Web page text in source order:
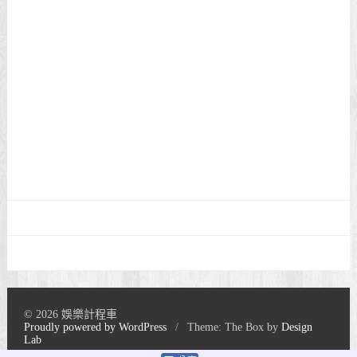
© 2026 娛樂計程車
Proudly powered by WordPress
/ Theme: The Box byDesign
Lab